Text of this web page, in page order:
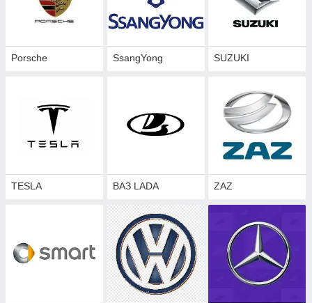
Porsche SsangYong SUZUKI
TESLA ВАЗ LADA ZAZ